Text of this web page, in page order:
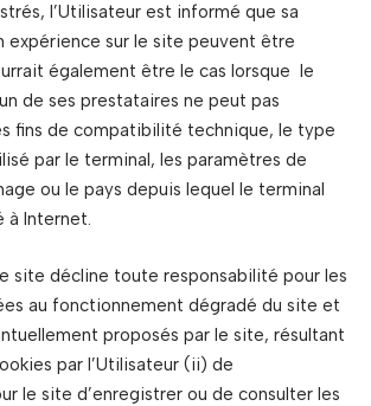
l’Utilisateur est informé que sa
expérience sur le site peuvent être
également être le cas lorsque le
de ses prestataires ne peut pas
fins de compatibilité technique, le type
par le terminal, les paramètres de
ou le pays depuis lequel le terminal
à Internet.
site décline toute responsabilité pour les
au fonctionnement dégradé du site et
proposés par le site, résultant
par l’Utilisateur (ii) de
le site d’enregistrer ou de consulter les